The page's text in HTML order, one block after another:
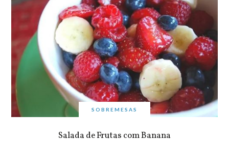
SOBREMESAS
Salada de Frutas com Banana